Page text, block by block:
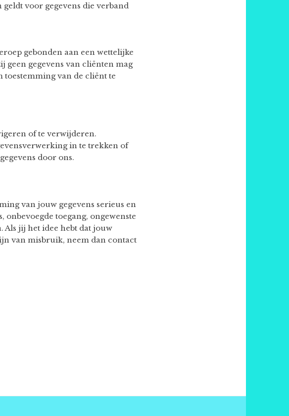
voor gegevens die verband
gebonden aan een wettelijke
geen gegevens van cliënten mag
van de cliënt te
of te verwijderen.
in te trekken of
door ons.
van jouw gegevens serieus en
toegang, ongewenste
Als jij het idee hebt dat jouw
van misbruik, neem dan contact